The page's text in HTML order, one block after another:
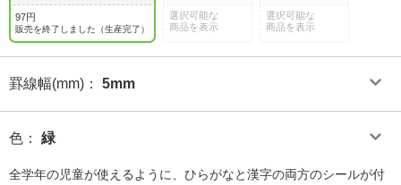
97円
販売を終了しました（生産完了）
選択可能な
商品を表示
選択可能な
商品を表示
罫線幅(mm) ： 5mm
色 ： 緑
全学年の児童が使えるように、ひらがなと漢字の両方のシールが付